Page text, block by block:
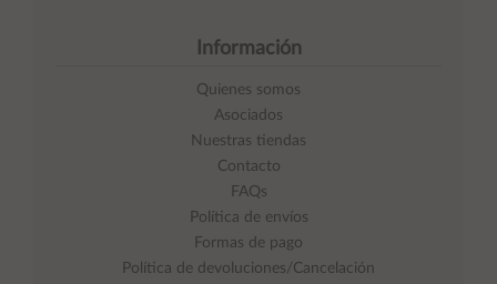
Información
Quienes somos
Asociados
Nuestras tiendas
Contacto
FAQs
Política de envíos
Formas de pago
Política de devoluciones/Cancelación